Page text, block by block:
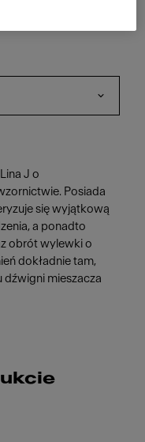
J o
Posiada
się wyjątkową
a ponadto
obrót wylewki o
dokładnie tam,
dźwigni mieszacza